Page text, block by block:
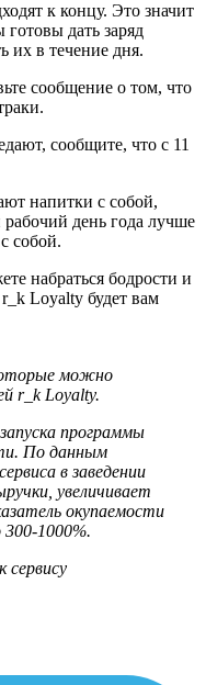
к концу. Это значит
дать заряд
их в течение дня.
сообщение о том, что
сообщите, что с 11
напитки с собой,
рабочий день года лучше
собой.
набраться бодрости и
Loyalty будет вам
можно
r_k Loyalty.
программы
По данным
в заведении
увеличивает
окупаемости
1000%.
сервису